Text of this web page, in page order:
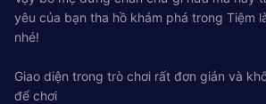
yêu của bạn tha hồ khám phá trong Tiệm
nhé!
Giao diện trong trò chơi rất đơn giản và
để chơi